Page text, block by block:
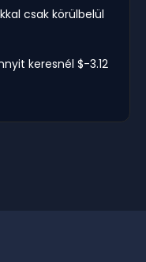
csak körülbelül
keresnél $-3.12